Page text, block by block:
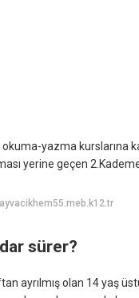
yazma kurslarına
yerine geçen
sürer?
ayrılmış olan 14 yaş